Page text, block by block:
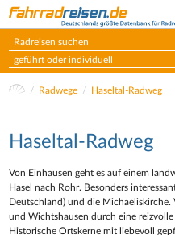
geführt oder individuell
Radwege Haseltal-Radweg
Haseltal-Radweg
Von Einhausen geht es auf einem
Hasel nach Rohr. Besonders
Deutschland) und die
und Wichtshausen durch eine
Historische Ortskerne mit liebevoll